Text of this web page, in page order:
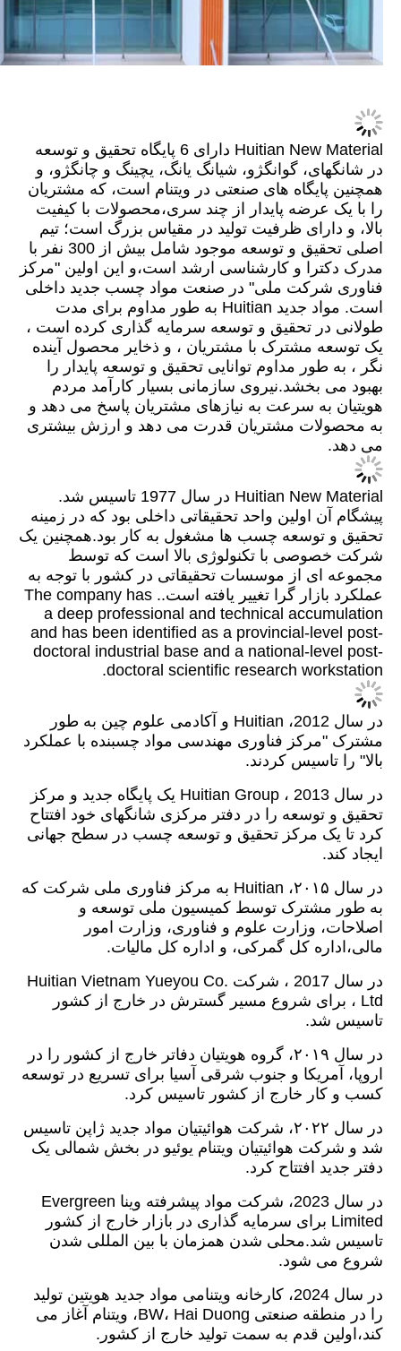
Huitian New Material دارای 6 پایگاه تحقیق و توسعه
در شانگهای، گوانگژو، شیانگ یانگ، یچینگ و چانگژو، و
همچنین پایگاه های صنعتی در ویتنام است، که مشتریان
را با یک عرضه پایدار از چند سری،محصولات با کیفیت
بالا، و دارای ظرفیت تولید در مقیاس بزرگ است؛ تیم
اصلی تحقیق و توسعه موجود شامل بیش از 300 نفر با
مدرک دکترا و کارشناسی ارشد است،و این اولین "مرکز
فناوری شرکت ملی" در صنعت مواد چسب جدید داخلی
است. مواد جدید Huitian به طور مداوم برای مدت
طولانی در تحقیق و توسعه سرمایه گذاری کرده است ،
یک توسعه مشترک با مشتریان ، و ذخایر محصول آینده
نگر ، به طور مداوم توانایی تحقیق و توسعه پایدار را
بهبود می بخشد.نیروی سازمانی بسیار کارآمد مردم
هویتیان به سرعت به نیازهای مشتریان پاسخ می دهد و
به محصولات مشتریان قدرت می دهد و ارزش بیشتری
می دهد.
Huitian New Material در سال 1977 تاسیس شد.
پیشگام آن اولین واحد تحقیقاتی داخلی بود که در زمینه
تحقیق و توسعه چسب ها مشغول به کار بود.همچنین یک
شرکت خصوصی با تکنولوژی بالا است که توسط
مجموعه ای از موسسات تحقیقاتی در کشور با توجه به
عملکرد بازار گرا تغییر یافته است.. The company has
a deep professional and technical accumulation
and has been identified as a provincial-level post-
doctoral industrial base and a national-level post-
doctoral scientific research workstation.
در سال 2012، Huitian و آکادمی علوم چین به طور
مشترک "مرکز فناوری مهندسی مواد چسبنده با عملکرد
بالا" را تاسیس کردند.
در سال 2013 ، Huitian Group یک پایگاه جدید و مرکز
تحقیق و توسعه را در دفتر مرکزی شانگهای خود افتتاح
کرد تا یک مرکز تحقیق و توسعه چسب در سطح جهانی
ایجاد کند.
در سال ۲۰۱۵، Huitian به مرکز فناوری ملی شرکت که
به طور مشترک توسط کمیسیون ملی توسعه و
اصلاحات، وزارت علوم و فناوری، وزارت امور
مالی،اداره کل گمرکی، و اداره کل مالیات.
در سال 2017 ، شرکت Huitian Vietnam Yueyou Co.
، Ltd برای شروع مسیر گسترش در خارج از کشور
تاسیس شد.
در سال ۲۰۱۹، گروه هویتیان دفاتر خارج از کشور را در
اروپا، آمریکا و جنوب شرقی آسیا برای تسریع در توسعه
کسب و کار خارج از کشور تاسیس کرد.
در سال ۲۰۲۲، شرکت هوائیتیان مواد جدید ژاپن تاسیس
شد و شرکت هوائیتیان ویتنام یوئیو در بخش شمالی یک
دفتر جدید افتتاح کرد.
در سال 2023، شرکت مواد پیشرفته وینا Evergreen
Limited برای سرمایه گذاری در بازار خارج از کشور
تاسیس شد.محلی شدن همزمان با بین المللی شدن
شروع می شود.
در سال 2024
، کارخانه ویتنامی مواد جدید هویتین تولید
را در منطقه صنعتی BW، Hai Duong، ویتنام آغاز می
کند، اولین قدم به سمت تولید خارج از کشور.